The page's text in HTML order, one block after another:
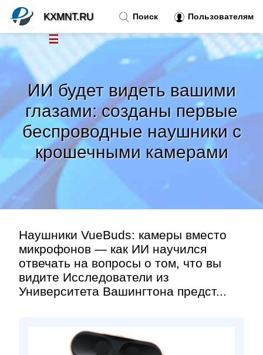
ИИ будет видеть вашими
глазами: созданы первые
беспроводные наушники с
крошечными камерами
Наушники VueBuds: камеры вместо
микрофонов — как ИИ научился
отвечать на вопросы о том, что вы
видите Исследователи из
Университета Вашингтона предст...
Поиск Пользователям
KXMNT.RU
☰
Тренды новостей»
Рубрики»
Правила »